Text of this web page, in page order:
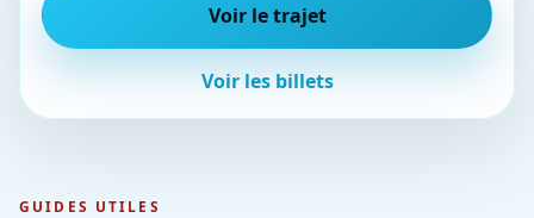
Voir le trajet
Voir les billets
GUIDES UTILES